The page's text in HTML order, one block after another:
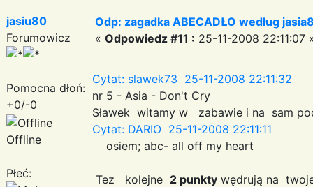
jasiu80
Forumowicz
Pomocna dłoń:
+0/-0
Offline
Płeć:
Odp: zagadka ABECADŁO według
« Odpowiedz #11 : 25-11-2008 22:11:07
Cytat: slawek73 25-11-2008 22:11:32
nr 5 - Asia - Don't Cry
Sławek witamy w zabawie i na sam
Cytat: DARIO 25-11-2008 22:11:11
osiem; abc- all off my heart
Tez kolejne 2 punkty wędrują na